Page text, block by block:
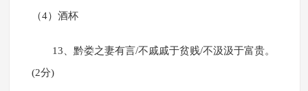
（4）酒杯
13、黔娄之妻有言/不戚戚于贫贱/不汲汲于富贵。
(2分)